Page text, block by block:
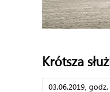
Krótsza
03.06.2019, godz.